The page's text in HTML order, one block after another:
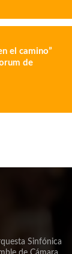
el camino”
de
Sinfónica